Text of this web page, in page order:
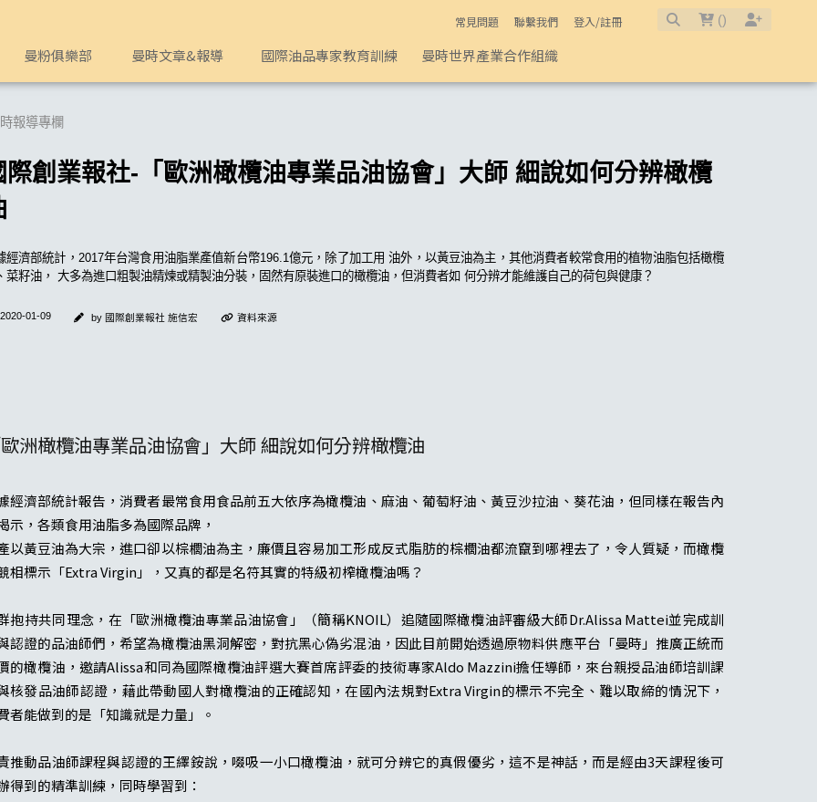
常見問題 聯繫我們 登入/註冊 ()
曼粉俱樂部 曼時文章&報導 國際油品專家教育訓練 曼時世界產業合作組織
報導專欄
際創業報社-「歐洲橄欖油專業品油協會」大師 細說如何分辨橄欖
經濟部統計，2017年台灣食用油脂業產值新台幣196.1億元，除了加工用 油外，以黃豆油為主，其他消費者較常食用的植物油脂包括橄欖
菜籽油， 大多為進口粗製油精煉或精製油分裝，固然有原裝進口的橄欖油，但消費者如 何分辨才能維護自己的荷包與健康？
2020-01-09 by 國際創業報社 施信宏 資料來源
洲橄欖油專業品油協會」大師 細說如何分辨橄欖油
經濟部統計報告，消費者最常食用食品前五大依序為橄欖油、麻油、葡萄籽油、黃豆沙拉油、葵花油，但同樣在報告內
示，各類食用油脂多為國際品牌，
以黃豆油為大宗，進口卻以棕櫚油為主，廉價且容易加工形成反式脂肪的棕櫚油都流竄到哪裡去了，令人質疑，而橄欖
相標示「Extra Virgin」，又真的都是名符其實的特級初榨橄欖油嗎？
抱持共同理念，在「歐洲橄欖油專業品油協會」（簡稱KNOIL）追隨國際橄欖油評審級大師Dr.Alissa Mattei並完成訓
認證的品油師們，希望為橄欖油黑洞解密，對抗黑心偽劣混油，因此目前開始透過原物料供應平台「曼時」推廣正統而
的橄欖油，邀請Alissa和同為國際橄欖油評選大賽首席評委的技術專家Aldo Mazzini擔任導師，來台親授品油師培訓課
核發品油師認證，藉此帶動國人對橄欖油的正確認知，在國內法規對Extra Virgin的標示不完全、難以取締的情況下，
者能做到的是「知識就是力量」。
推動品油師課程與認證的王繹銨說，啜吸一小口橄欖油，就可分辨它的真假優劣，這不是神話，而是經由3天課程後可
得到的精準訓練，同時學習到：